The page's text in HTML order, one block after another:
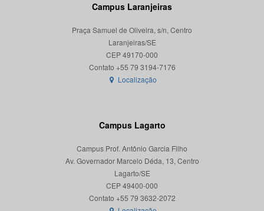
Campus Laranjeiras
Praça Samuel de Oliveira, s/n, Centro
Laranjeiras/SE
CEP 49170-000
Localização
Campus Lagarto
Campus Prof. Antônio Garcia Filho
Av. Governador Marcelo Déda, 13, Centro
Lagarto/SE
CEP 49400-000